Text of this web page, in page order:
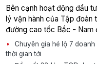
Bên cạnh hoạt động đầu
lý vận hành của Tập đoàn
đường cao tốc Bắc - Nam
Chuyên gia hé lộ 7
thời gian tới